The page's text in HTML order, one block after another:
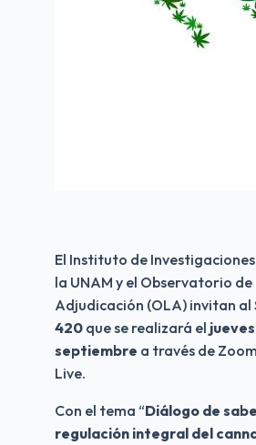
El Instituto de
la UNAM y el Observatorio
Adjudicación (OLA) invitan al
420 que se realizará el
septiembre a través de
Live.
Con el tema “Diálogo de
regulación integral del